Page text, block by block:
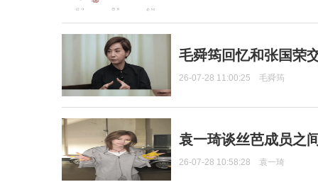
毛舜筠回忆和张国荣
26-07-28 11:00:25 毛舜筠
袁一琦谈丝芭成员之
26-07-28 10:58:28 袁一琦